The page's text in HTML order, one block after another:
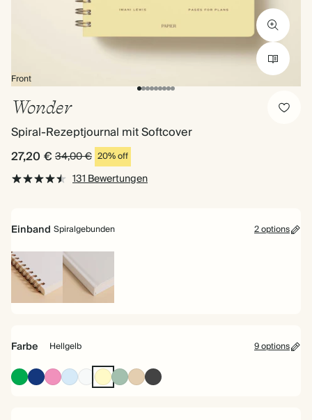
Front
Wonder
Spiral-Rezeptjournal mit Softcover
27,20 € 34,00 € 20% off
131 Bewertungen
Einband Spiralgebunden 2 options
SpiralgebundenHardcover
Farbe Hellgelb 9 options
Racing
Green
Oxford-
Blau
FuchsieBabyblau
CremeHellgelb
Gedecktes
Salbei
BeigeAnthrazit